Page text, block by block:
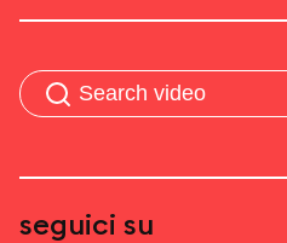
seguici su